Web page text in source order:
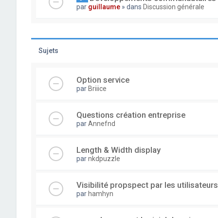
par guillaume » dans Discussion générale
Sujets
Option service
par Briiice
Questions création entreprise
parAnnefnd
Length & Width display
parnkdpuzzle
Visibilité propspect par les utilisateurs
par hamhyn